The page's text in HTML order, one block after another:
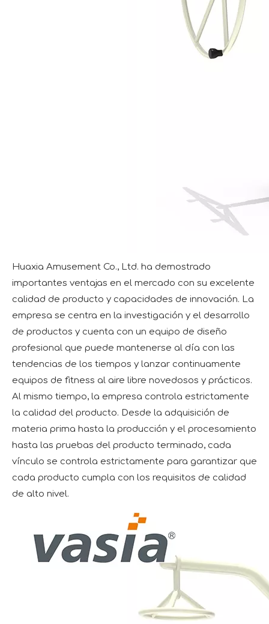
Huaxia Amusement Co., Ltd. ha demostrado
importantes ventajas en el mercado con su excelente
calidad de producto y capacidades de innovación. La
empresa se centra en la investigación y el desarrollo
de productos y cuenta con un equipo de diseño
profesional que puede mantenerse al día con las
tendencias de los tiempos y lanzar continuamente
equipos de fitness al aire libre novedosos y prácticos.
Al mismo tiempo, la empresa controla estrictamente
la calidad del producto. Desde la adquisición de
materia prima hasta la producción y el procesamiento
hasta las pruebas del producto terminado, cada
vínculo se controla estrictamente para garantizar que
cada producto cumpla con los requisitos de calidad
de alto nivel.